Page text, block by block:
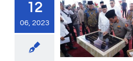
12
06, 2023